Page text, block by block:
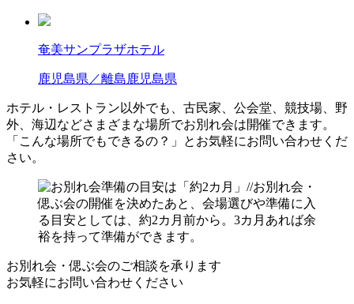
奄美サンプラザホテル
鹿児島県／離島鹿児島県
ホテル・レストラン以外でも、古民家、公会堂、競技場、野
外、海辺などさまざまな場所でお別れ会は開催できます。
「こんな場所でもできるの？」とお気軽にお問い合わせくだ
さい。
お別れ会・偲ぶ会のご相談を承ります
お気軽にお問い合わせください